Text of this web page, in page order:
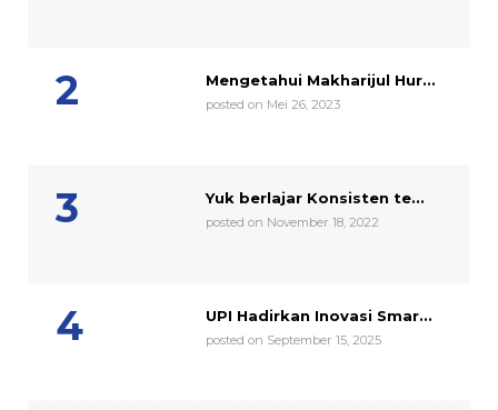
Mengetahui Makharijul Hur...
posted on Mei 26, 2023
Yuk berlajar Konsisten te...
posted on November 18, 2022
UPI Hadirkan Inovasi Smar...
posted on September 15, 2025